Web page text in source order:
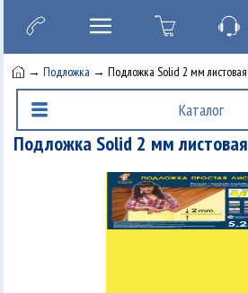
→Подложка → Подложка Solid 2 мм листовая
Каталог
Подложка Solid 2 мм листовая